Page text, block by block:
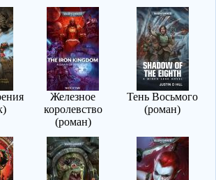
Железное
королевство
(роман)
Тень Восьмого
(роман)